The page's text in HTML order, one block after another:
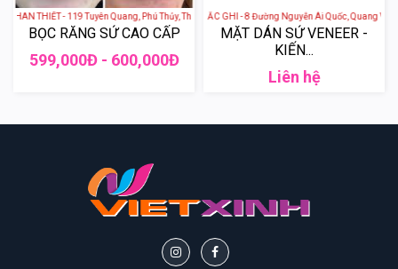
THIẾT - 119 Tuyên Quang, Phú Thủy, Thành phố Phan Thiết, Bình Thuận, Việt Nam
BỌC RĂNG SỨ CAO CẤP
599,000Đ - 600,000Đ
NHA KHOA QUỐC TẾ KHẮC GHI - 8 Đường Nguyễn Ái Quốc, Quang
MẶT DÁN SỨ VENEER -
KIẾN...
Liên hệ